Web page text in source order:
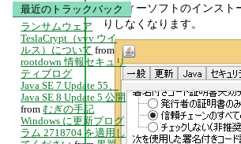
ーティーソフトのインスト
りしなくなります。
最近のトラックバック
ランサムウェア
TeslaCrypt（vvv ウイ
ルス）について from
rootdown 情報セキュリ
ティブログ
Java SE 7 Update 55、
Java SE 8 Update 5 公開
from むぎの手記
Windows に更新プログ
ラム 2718704 を適用し